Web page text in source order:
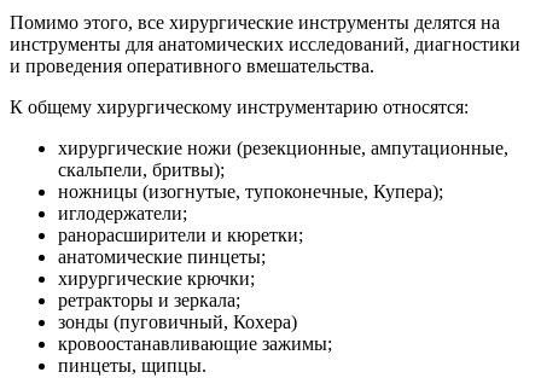
Помимо этого, все хирургические инструменты делятся на
инструменты для анатомических исследований, диагностики
и проведения оперативного вмешательства.
К общему хирургическому инструментарию относятся:
хирургические ножи (резекционные, ампутационные,
скальпели, бритвы);
ножницы (изогнутые, тупоконечные, Купера);
иглодержатели;
ранорасширители и кюретки;
анатомические пинцеты;
хирургические крючки;
ретракторы и зеркала;
зонды (пуговичный, Кохера)
кровоостанавливающие зажимы;
пинцеты, щипцы.